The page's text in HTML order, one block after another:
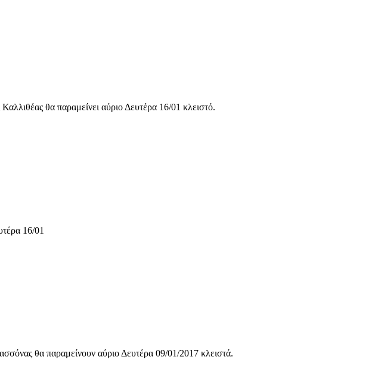
θα παραμείνει αύριο Δευτέρα 16/01 κλειστό.
16/01
θα παραμείνουν αύριο Δευτέρα 09/01/2017 κλειστά.